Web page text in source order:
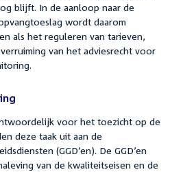
blijft. In de aanloop naar de
wordt daarom
als het reguleren van tarieven,
van het adviesrecht voor
voor het toezicht op de
deze taak uit aan de
(GGD’en). De GGD’en
van de kwaliteitseisen en de